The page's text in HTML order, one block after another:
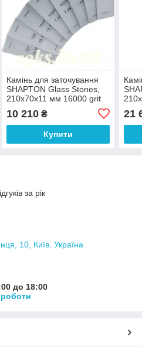
Камінь для заточування
SHAPTON Glass Stones,
210х70х11 мм 16000 grit
10 210₴
Купити
21
за рік
10, Київ, Україна
до 18:00